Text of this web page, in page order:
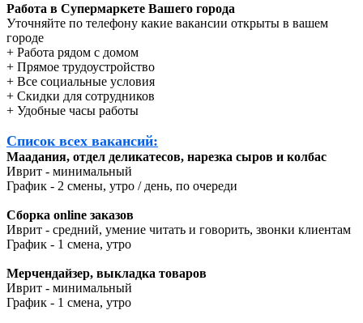
Работа в Супермаркете Вашего города
Уточняйте по телефону какие вакансии открыты в вашем
городе
+ Работа рядом с домом
+ Прямое трудоустройство
+ Все социальные условия
+ Скидки для сотрудников
+ Удобные часы работы
Список всех вакансий:
Маадания, отдел деликатесов, нарезка сыров и колбас
Иврит - минимальный
График - 2 смены, утро / день, по очереди
Сборка online заказов
Иврит - средний, умение читать и говорить, звонки клиентам
График - 1 смена, утро
Мерчендайзер, выкладка товаров
Иврит - минимальный
График - 1 смена, утро